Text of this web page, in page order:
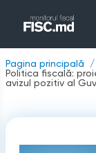
Pagina principală
Politica fiscală:
avizul pozitiv al